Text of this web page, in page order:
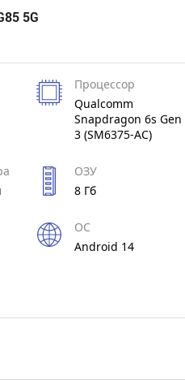
5G
Процессор
Qualcomm
Snapdragon 6s Gen
3 (SM6375-AC)
ОЗУ
8 Гб
ОС
Android 14